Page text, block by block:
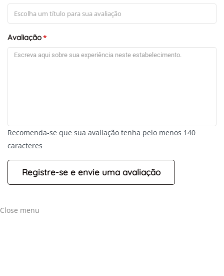
Avaliação*
Recomenda-se que sua avaliação tenha pelo menos 140
caracteres
Close menu